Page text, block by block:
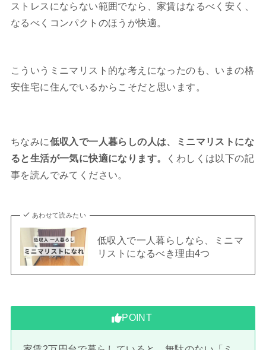
ストレスにならない範囲でなら、家賃はなるべく安く、
なるべくコンパクトのほうが快適。
こういうミニマリスト的な考えになったのも、いまの格
安住宅に住んでいるからこそだと思います。
ちなみに低収入で一人暮らしの人は、ミニマリストにな
ると生活が一気に快適になります。
くわしくは以下の記
事を読んでみてください。
あわせて読みたい
低収入で一人暮らしなら、ミニマ
リストになるべき理由4つ
POINT